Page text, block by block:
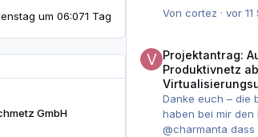
um 06:071 Tag
GmbH (Menden (Sauerland), Deutschland)
GmbH
dem Projekt
Von cortez · vor 11
Projektantrag:
Produktivnetz
Danke euch – die
haben bei mir den
@charmanta